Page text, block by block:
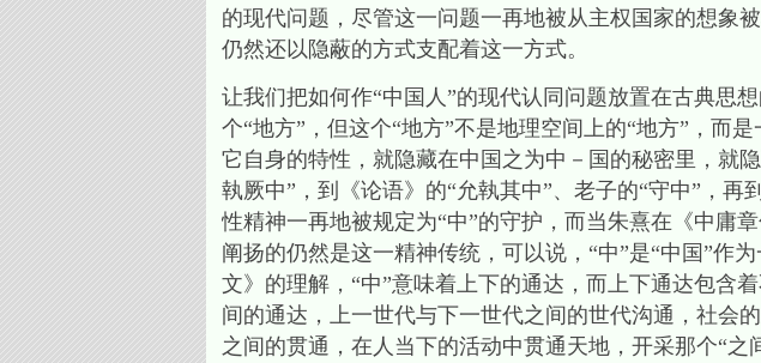
的现代问题，尽管这一问题一再地被从主权国家的想象
仍然还以隐蔽的方式支配着这一方式。
让我们把如何作“中国人”的现代认同问题放置在古典思
个“地方”，但这个“地方”不是地理空间上的“地方”，而
它自身的特性，就隐藏在中国之为中－国的秘密里，就
執厥中”，到《论语》的“允執其中”、老子的“守中”，再
性精神一再地被规定为“中”的守护，而当朱熹在《中庸
阐扬的仍然是这一精神传统，可以说，“中”是“中国”作
文》的理解，“中”意味着上下的通达，而上下通达包含
间的通达，上一世代与下一世代之间的世代沟通，社会
之间的贯通，在人当下的活动中贯通天地，开采那个“